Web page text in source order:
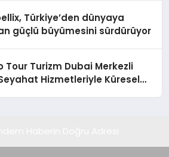
Türkiye’den dünyaya
güçlü büyümesini sürdürüyor
Tour Turizm Dubai Merkezli
Hizmetleriyle Küresel